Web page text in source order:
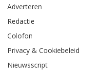
Adverteren
Redactie
Colofon
Privacy & Cookiebeleid
Nieuwsscript